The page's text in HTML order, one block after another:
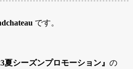
です。
夏シーズンプロモーション』の